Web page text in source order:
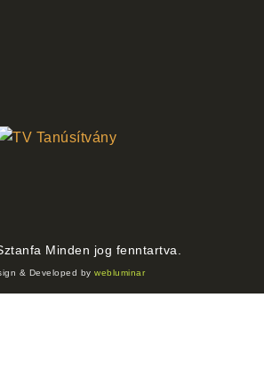
Minden jog fenntartva.
& Developed by webluminar